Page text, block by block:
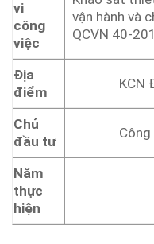
vi
công
việc
vận hành và
QCVN 40-
Địa
điểm
KCN
Chủ
đầu tư
Năm
thực
hiện